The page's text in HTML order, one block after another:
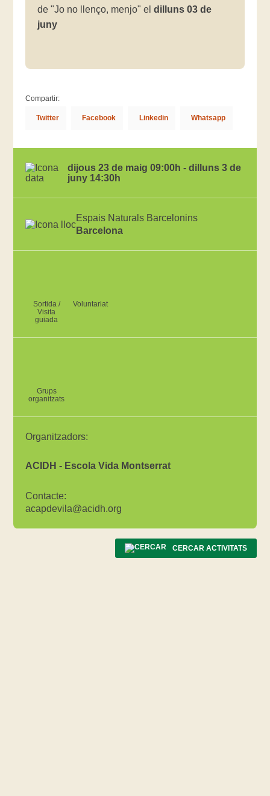
de "Jo no llenço, menjo" eldilluns 03 de
juny
Compartir:
Twitter Facebook Linkedin Whatsapp
dijous 23 de maig 09:00h - dilluns 3 de
juny 14:30h
Espais Naturals Barcelonins
Barcelona
Sortida /
Visita
guiada
Voluntariat
Grups
organitzats
Organitzadors:
ACIDH - Escola Vida Montserrat
Contacte:
acapdevila@acidh.org
CERCAR ACTIVITATS